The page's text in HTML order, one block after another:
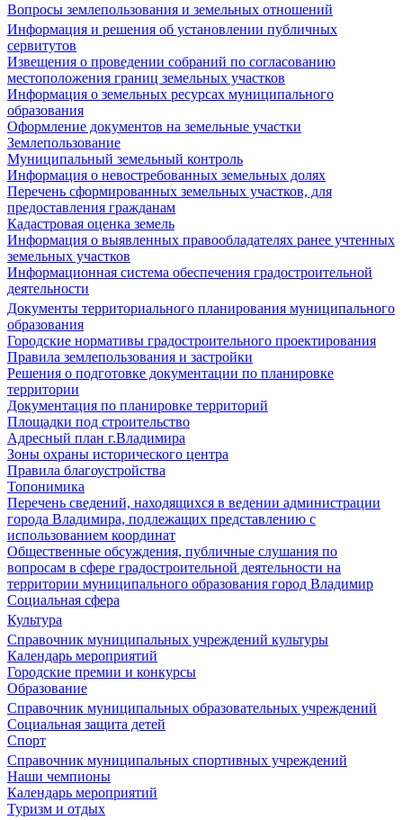
Вопросы землепользования и земельных отношений
Информация и решения об установлении публичных
сервитутов
Извещения о проведении собраний по согласованию
местоположения границ земельных участков
Информация о земельных ресурсах муниципального
образования
Оформление документов на земельные участки
Землепользование
Муниципальный земельный контроль
Информация о невостребованных земельных долях
Перечень сформированных земельных участков, для
предоставления гражданам
Кадастровая оценка земель
Информация о выявленных правообладателях ранее учтенных
земельных участков
Информационная система обеспечения градостроительной
деятельности
Документы территориального планирования муниципального
образования
Городские нормативы градостроительного проектирования
Правила землепользования и застройки
Решения о подготовке документации по планировке
территории
Документация по планировке территорий
Площадки под строительство
Адресный план г.Владимира
Зоны охраны исторического центра
Правила благоустройства
Топонимика
Перечень сведений, находящихся в ведении администрации
города Владимира, подлежащих представлению с
использованием координат
Общественные обсуждения, публичные слушания по
вопросам в сфере градостроительной деятельности на
территории муниципального образования город Владимир
Социальная сфера
Культура
Справочник муниципальных учреждений культуры
Календарь мероприятий
Городские премии и конкурсы
Образование
Справочник муниципальных образовательных учреждений
Социальная защита детей
Спорт
Справочник муниципальных спортивных учреждений
Наши чемпионы
Календарь мероприятий
Туризм и отдых